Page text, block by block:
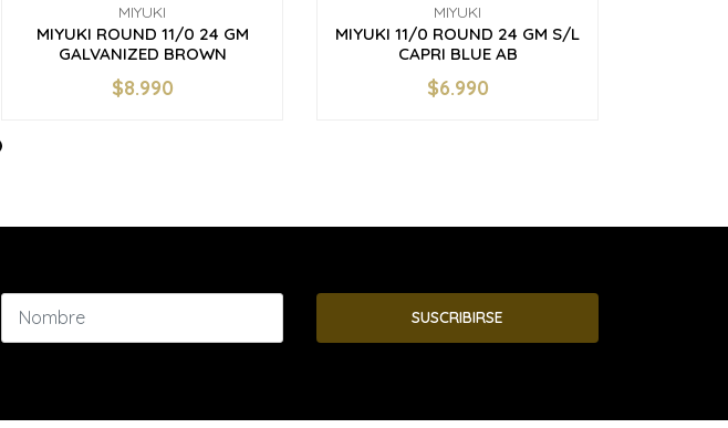
MIYUKI
MIYUKI ROUND 11/0 24 GM
GALVANIZED BROWN
+
$8.990
MIYUKI
MIYUKI 11/0 ROUND 24 GM S/L
CAPRI BLUE AB
+
$6.990
SUSCRIBIRSE